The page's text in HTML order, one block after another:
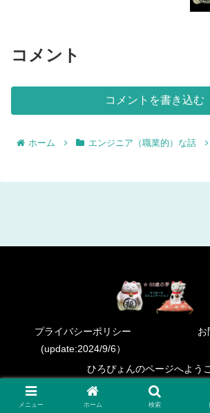
コメント
コメントを書き込む
ホーム エンジニア（職業的）な話
プライバシーポリシー
(update:2024/9/6）
お
ひろぴょんのページへよう
Copyright © 2023 ６８歳の夢 All
メニュー ホーム 検索